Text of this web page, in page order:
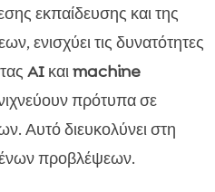
εκπαίδευσης και της
ενισχύει τις δυνατότητες
AIκαιmachine
πρότυπα σε
Αυτό διευκολύνει στη
προβλέψεων.